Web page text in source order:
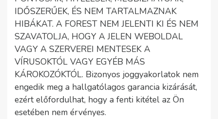
IDŐSZERŰEK, ÉS NEM TARTALMAZNAK
HIBÁKAT. A FOREST NEM JELENTI KI ÉS NEM
SZAVATOLJA, HOGY A JELEN WEBOLDAL
VAGY A SZERVEREI MENTESEK A
VÍRUSOKTÓL VAGY EGYÉB MÁS
KÁROKOZÓKTÓL. Bizonyos joggyakorlatok nem
engedik meg a hallgatólagos garancia kizárását,
ezért előfordulhat, hogy a fenti kitétel az Ön
esetében nem érvényes.